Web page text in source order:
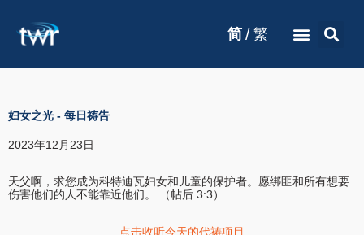
简 / 繁
妇女之光 - 每日祷告
2023年12月23日
天父啊，求您成为科特迪瓦妇女和儿童的保护者。愿绑匪和所有想要
伤害他们的人不能靠近他们。 （帖后 3:3）
点击收听今天的代祷项目